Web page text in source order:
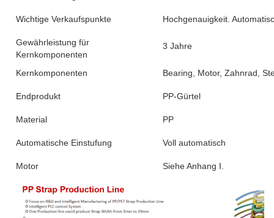
Wichtige Verkaufspunkte Hochgenauigkeit.
Gewährleistung für
Kernkomponenten
3 Jahre
Kernkomponenten Bearing, Motor, Zahnrad,
Endprodukt PP-Gürtel
Material PP
Automatische Einstufung Voll automatisch
Motor Siehe Anhang I.